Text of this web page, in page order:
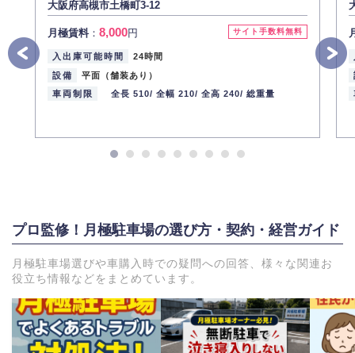
大阪府高槻市土橋町3-12
サイト手数料無料
月極賃料： 8,000円
入出庫可能時間
24時間
設備
平面（舗装あり）
車両制限
全長 510/ 全幅 210/ 全高 240/ 総重量
プロ監修！月極駐車場の選び方・契約・経営ガイド
月極駐車場選びや車購入時での疑問への回答、様々な関連お
役立ち情報などをまとめています。